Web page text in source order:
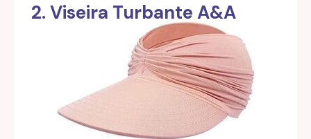
2. Viseira Turbante A&A